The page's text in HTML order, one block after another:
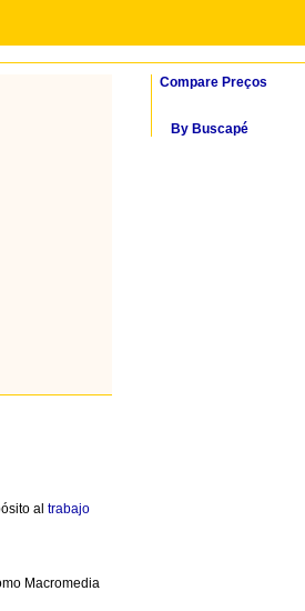
al trabajo
Macromedia
Compare Preços
By Buscapé